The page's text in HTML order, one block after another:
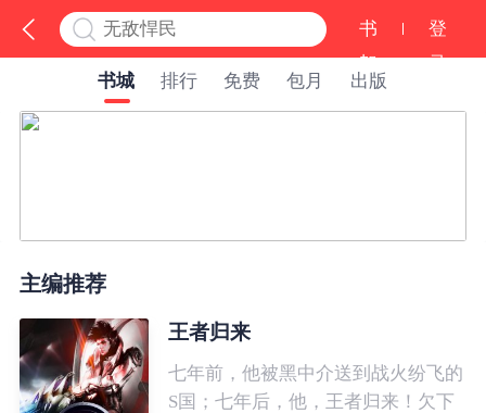
书
架
登
录
书城
排行 免费 包月 出版
主编推荐
王者归来
七年前，他被黑中介送到战火纷飞的
S国；七年后，他，王者归来！欠下